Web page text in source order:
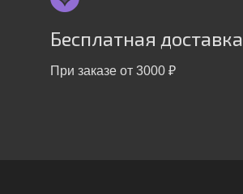
Бесплатная доставка
При заказе от 3000 ₽